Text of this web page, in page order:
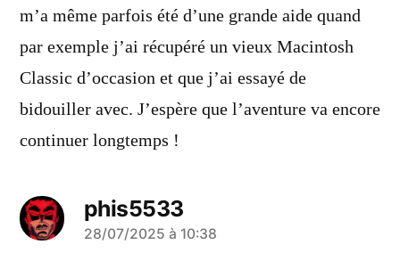
m’a même parfois été d’une grande aide quand
par exemple j’ai récupéré un vieux Macintosh
Classic d’occasion et que j’ai essayé de
bidouiller avec. J’espère que l’aventure va encore
continuer longtemps !
phis5533
a
28/07/2025 à 10:38